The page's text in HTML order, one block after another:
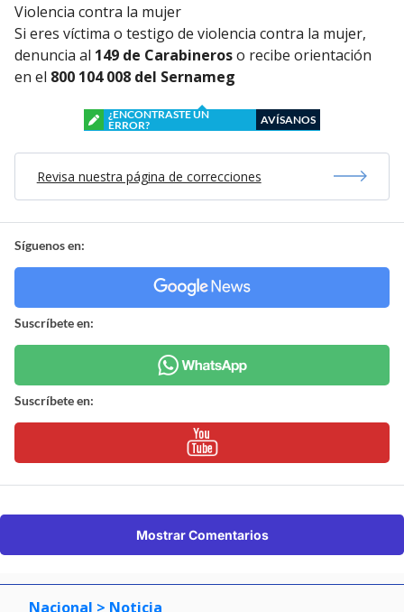
Violencia contra la mujer
Si eres víctima o testigo de violencia contra la mujer,
denuncia al 149 de Carabineroso recibe orientación
en el 800 104 008 del Sernameg
¿ENCONTRASTE UN
ERROR?
AVÍSANOS
Revisa nuestra página de correcciones
Síguenos en:
Suscríbete en:
Suscríbete en:
Mostrar Comentarios
Nacional > Noticia